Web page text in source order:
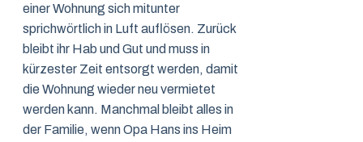
einer Wohnung sich mitunter
sprichwörtlich in Luft auflösen. Zurück
bleibt ihr Hab und Gut und muss in
kürzester Zeit entsorgt werden, damit
die Wohnung wieder neu vermietet
werden kann. Manchmal bleibt alles in
der Familie, wenn Opa Hans ins Heim